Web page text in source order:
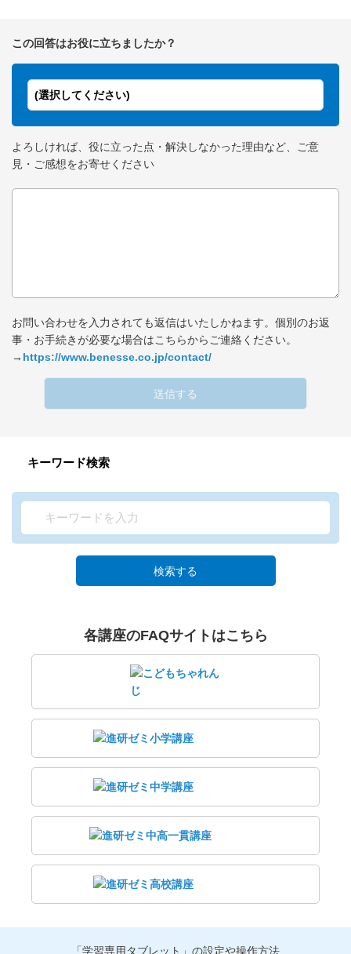
この回答はお役に立ちましたか？
(選択してください)
よろしければ、役に立った点・解決しなかった理由など、ご意
見・ご感想をお寄せください
お問い合わせを入力されても返信はいたしかねます。個別のお返
事・お手続きが必要な場合はこちらからご連絡ください。
→ https://www.benesse.co.jp/contact/
送信する
キーワード検索
検索する
各講座のFAQサイトはこちら
「学習専用タブレット」の設定や操作方法